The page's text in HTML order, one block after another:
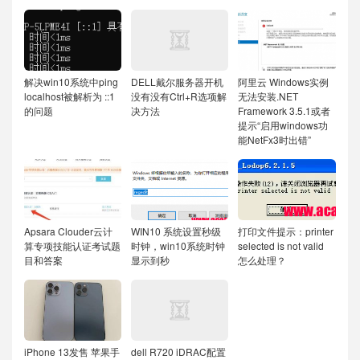
解决win10系统中ping
localhost被解析为 ::1
的问题
DELL戴尔服务器开机
没有没有Ctrl+R选项解
决方法
阿里云 Windows实例
无法安装.NET
Framework 3.5.1或者
提示“启用windows功
能NetFx3时出错”
Apsara Clouder云计
算专项技能认证考试题
目和答案
WIN10 系统设置秒级
时钟，win10系统时钟
显示到秒
打印文件提示：printer
selected is not valid
怎么处理？
iPhone 13发售 苹果手
dell R720 iDRAC配置